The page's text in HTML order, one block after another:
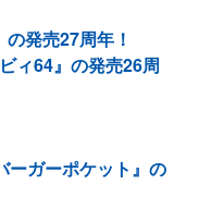
発売27周年！
ィ64』の発売26周
ーガーポケット』の